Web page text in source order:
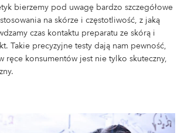
bierzemy pod uwagę bardzo szczegółowe
na skórze i częstotliwość, z jaką
czas kontaktu preparatu ze skórą i
Takie precyzyjne testy dają nam pewność,
ręce konsumentów jest nie tylko skuteczny,